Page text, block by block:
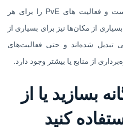
های بازیکن قابل دسترسی است و فعالیت های PvE را برای هر
از مکان‌ها نیز برای بسیاری از
تبدیل شده‌اند و حتی فعالیت‌های
از منابع یا بیشتر وجود دارد.
بسازید یا از
کنید